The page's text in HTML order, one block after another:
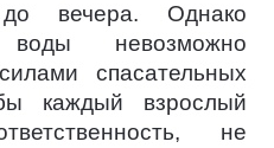
вечера. Однако
невозможно
спасательных
каждый взрослый
не